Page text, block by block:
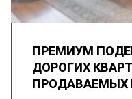
ПРЕМИУМ
ДОРОГИХ
ПРОДАВАЕМЫХ